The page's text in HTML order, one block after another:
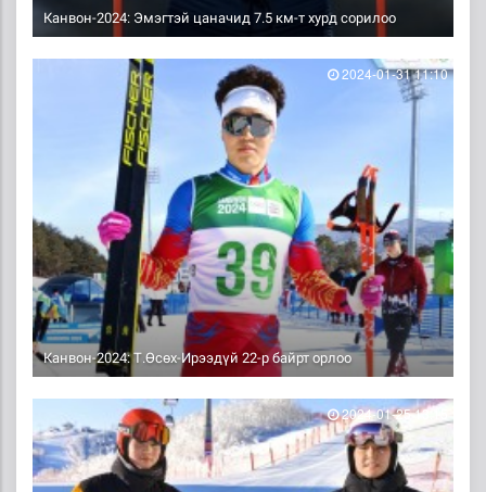
Канвон-2024: Эмэгтэй цаначид 7.5 км-т хурд сорилоо
Канвон-2024: Т.Өсөх-Ирээдүй 22-р байрт орлоо
2024-01-31 11:10
2024-01-25 13:15